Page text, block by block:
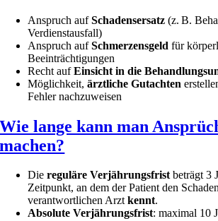
Anspruch aufSchadensersatz (z. B.
Verdienstausfall)
Anspruch aufSchmerzensgeld für
Beeinträchtigungen
Recht aufEinsicht in die
Möglichkeit,ärztliche Gutachten
Fehler nachzuweisen
Wie lange kann man
machen?
Diereguläre Verjährungsfristbeträgt 3
Zeitpunkt, an dem der Patient den
verantwortlichen Arztkennt.
Absolute Verjährungsfrist: maximal 10